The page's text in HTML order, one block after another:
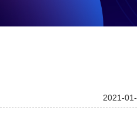
2021-